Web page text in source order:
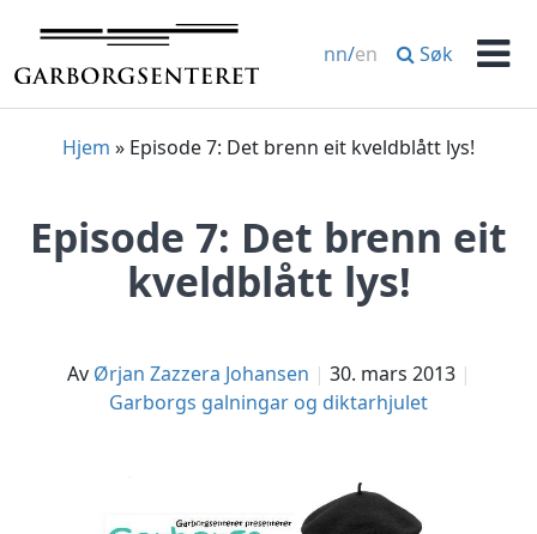
innhold
nn/en Søk
Hjem » Episode 7: Det brenn eit kveldblått lys!
Episode 7: Det brenn eit
kveldblått lys!
av Ørjan Zazzera Johansen
30. mars 2013
Garborgs galningar og diktarhjulet